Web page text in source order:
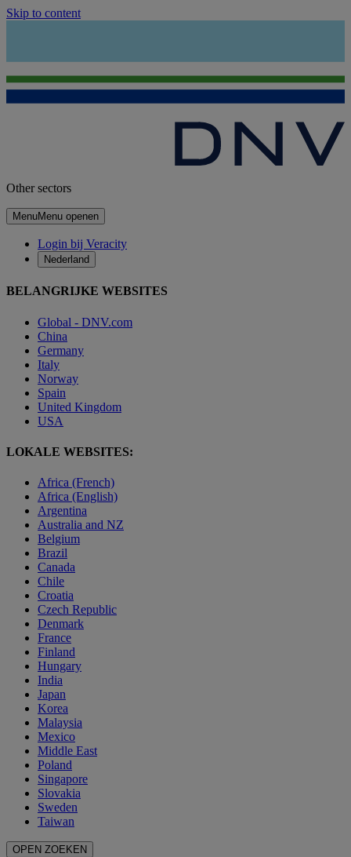
Skip to content
Other sectors
MenuMenu openen
Login bij Veracity
Nederland
BELANGRIJKE WEBSITES
Global - DNV.com
China
Germany
Italy
Norway
Spain
United Kingdom
USA
LOKALE WEBSITES:
Africa (French)
Africa (English)
Argentina
Australia and NZ
Belgium
Brazil
Canada
Chile
Croatia
Czech Republic
Denmark
France
Finland
Hungary
India
Japan
Korea
Malaysia
Mexico
Middle East
Poland
Singapore
Slovakia
Sweden
Taiwan
OPEN ZOEKEN